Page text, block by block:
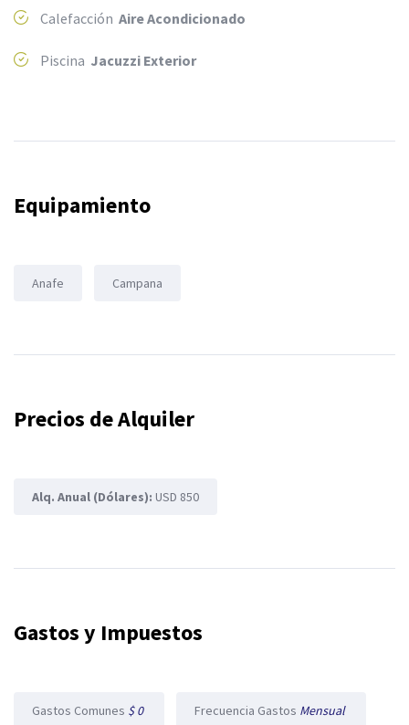
Calefacción Aire Acondicionado
Piscina Jacuzzi Exterior
Equipamiento
Anafe Campana
Precios de Alquiler
Alq. Anual (Dólares): USD 850
Gastos y Impuestos
Gastos Comunes $ 0 Frecuencia Gastos Mensual